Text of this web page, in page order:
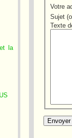
la
Votre
Sujet
Texte